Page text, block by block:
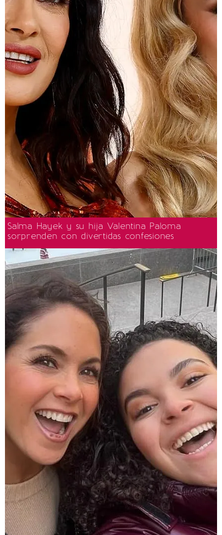
Salma Hayek y su hija Valentina Paloma
sorprenden con divertidas confesiones